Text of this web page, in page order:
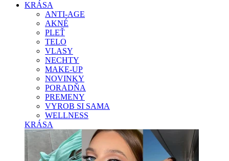
KRÁSA
ANTI-AGE
AKNÉ
PLEŤ
TELO
VLASY
NECHTY
MAKE-UP
NOVINKY
PORADŇA
PREMENY
VYROB SI SAMA
WELLNESS
KRÁSA